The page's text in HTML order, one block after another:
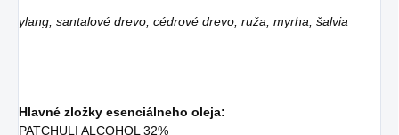
ylang, santalové drevo, cédrové drevo, ruža, myrha, šalvia
Hlavné zložky esenciálneho oleja:
PATCHULI ALCOHOL 32%